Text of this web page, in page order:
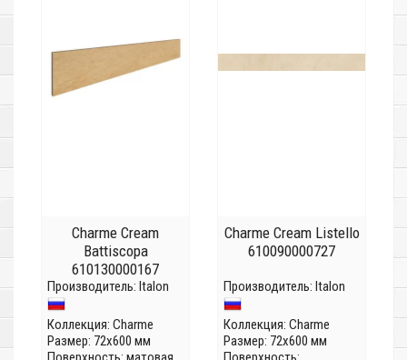
Charme Cream
Battiscopa
610130000167
Производитель: Italon
Коллекция: Charme
Размер: 72x600 мм
Charme Cream Listello
610090000727
Производитель: Italon
Коллекция: Charme
Размер: 72x600 мм